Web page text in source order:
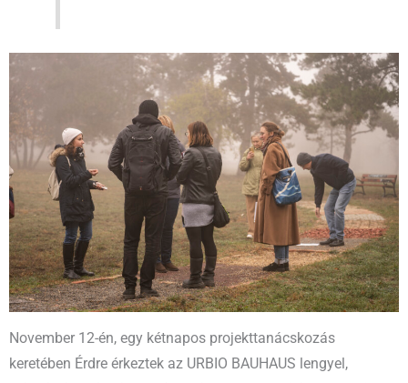
November 12-én, egy kétnapos projekttanácskozás
keretében Érdre érkeztek az URBIO BAUHAUS lengyel,